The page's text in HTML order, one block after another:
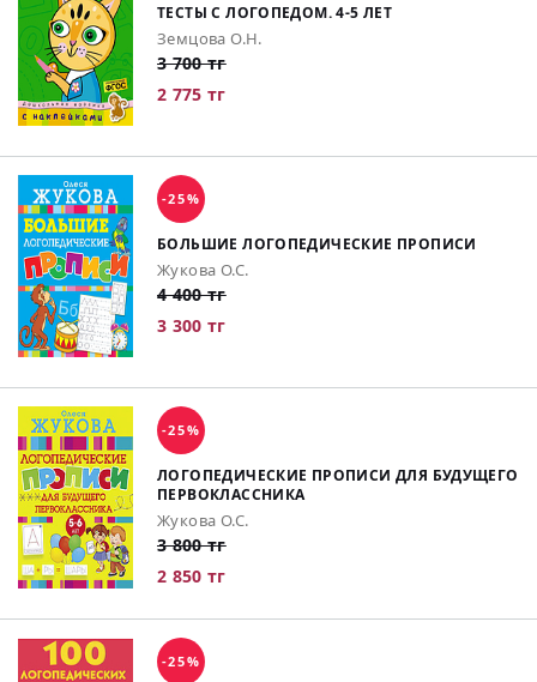
ТЕСТЫ С ЛОГОПЕДОМ. 4-5 ЛЕТ
Земцова О.Н.
3 700 тг
2 775 тг
-25%
БОЛЬШИЕ ЛОГОПЕДИЧЕСКИЕ ПРОПИСИ
Жукова О.С.
4 400 тг
3 300 тг
-25%
ЛОГОПЕДИЧЕСКИЕ ПРОПИСИ ДЛЯ БУДУЩЕГО
ПЕРВОКЛАССНИКА
Жукова О.С.
3 800 тг
2 850 тг
-25%